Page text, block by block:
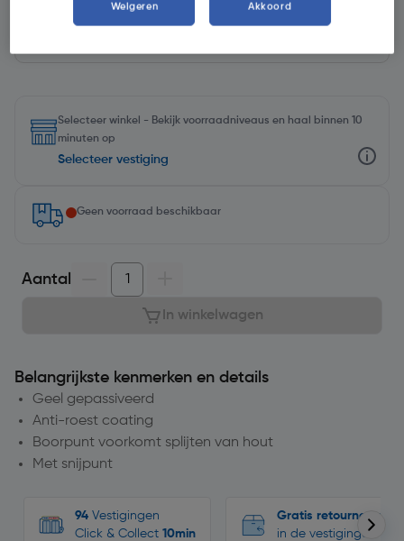
Kies productvariant(10)
Selecteer winkel - Bekijk voorraadniveaus en haal binnen 10
minuten op
Selecteer vestiging
Geen voorraad beschikbaar
Aantal
In winkelwagen
Belangrijkste kenmerken en details
Geel gepassiveerd
Anti-roest coating
Boorpunt voorkomt splijten van hout
Met snijpunt
94 Vestigingen
Click & Collect 10min
Gratis retourneren
in de vestigingen
Weigeren Akkoord